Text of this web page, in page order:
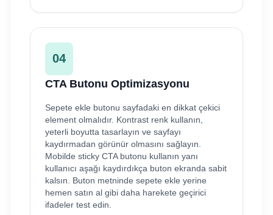
04
CTA Butonu Optimizasyonu
Sepete ekle butonu sayfadaki en dikkat çekici
element olmalıdır. Kontrast renk kullanın,
yeterli boyutta tasarlayın ve sayfayı
kaydırmadan görünür olmasını sağlayın.
Mobilde sticky CTA butonu kullanın yanı
kullanıcı aşağı kaydırdıkça buton ekranda sabit
kalsın. Buton metninde sepete ekle yerine
hemen satın al gibi daha harekete geçirici
ifadeler test edin.